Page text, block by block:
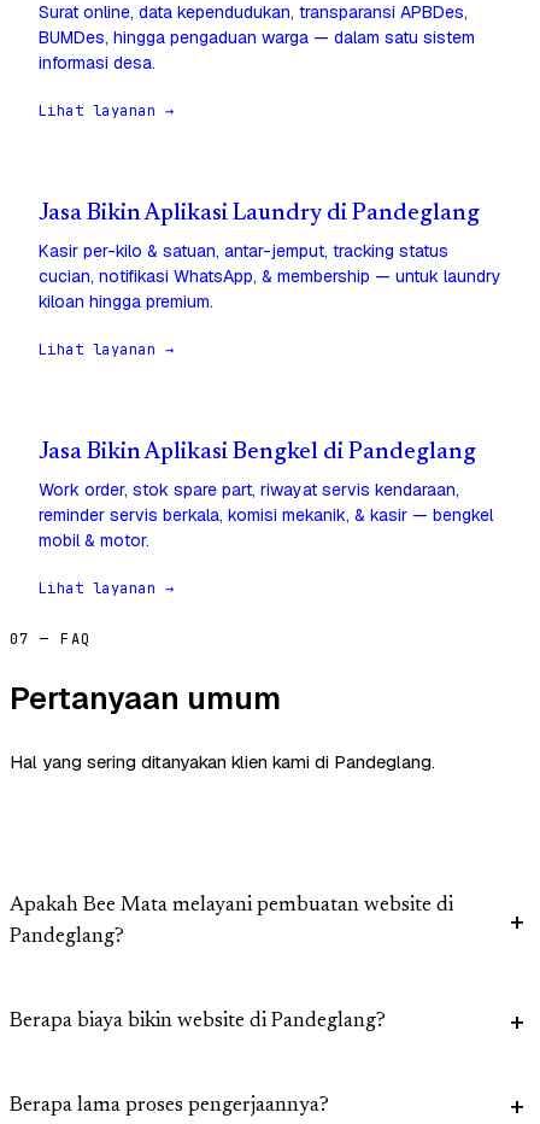
Surat online, data kependudukan, transparansi APBDes,
BUMDes, hingga pengaduan warga — dalam satu sistem
informasi desa.
Lihat layanan →
Jasa Bikin Aplikasi Laundry di Pandeglang
Kasir per-kilo & satuan, antar-jemput, tracking status
cucian, notifikasi WhatsApp, & membership — untuk laundry
kiloan hingga premium.
Lihat layanan →
Jasa Bikin Aplikasi Bengkel di Pandeglang
Work order, stok spare part, riwayat servis kendaraan,
reminder servis berkala, komisi mekanik, & kasir — bengkel
mobil & motor.
Lihat layanan →
07 — FAQ
Pertanyaan umum
Hal yang sering ditanyakan klien kami di Pandeglang.
Apakah Bee Mata melayani pembuatan website di
Pandeglang?
Berapa biaya bikin website di Pandeglang?
Berapa lama proses pengerjaannya?